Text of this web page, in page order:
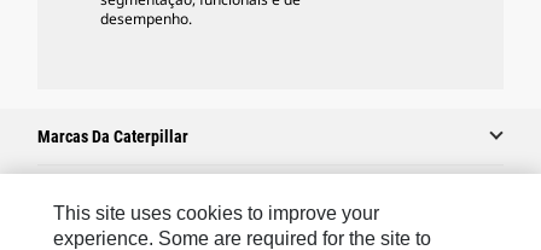
desempenho.
Marcas Da Caterpillar
Caterpillar.com
This site uses cookies to improve your
experience. Some are required for the site to